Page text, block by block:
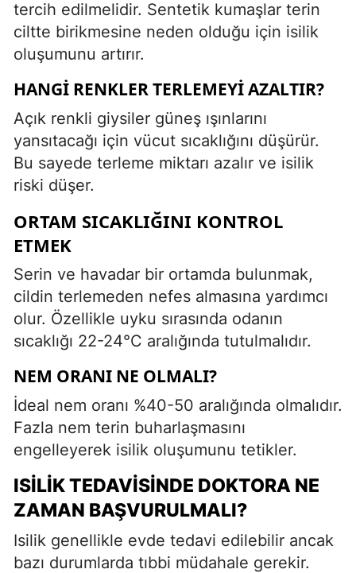
tercih edilmelidir. Sentetik kumaşlar terin
ciltte birikmesine neden olduğu için isilik
oluşumunu artırır.
HANGI RENKLER TERLEMEYI AZALTIR?
Açık renkli giysiler güneş ışınlarını
yansıtacağı için vücut sıcaklığını düşürür.
Bu sayede terleme miktarı azalır ve isilik
riski düşer.
ORTAM SICAKLIĞINI KONTROL
ETMEK
Serin ve havadar bir ortamda bulunmak,
cildin terlemeden nefes almasına yardımcı
olur. Özellikle uyku sırasında odanın
sıcaklığı 22-24°C aralığında tutulmalıdır.
NEM ORANI NE OLMALI?
İdeal nem oranı %40-50 aralığında olmalıdır.
Fazla nem terin buharlaşmasını
engelleyerek isilik oluşumunu tetikler.
ISILIK TEDAVISINDE DOKTORA NE
ZAMAN BAŞVURULMALI?
Isilik genellikle evde tedavi edilebilir ancak
bazı durumlarda tıbbi müdahale gerekir.